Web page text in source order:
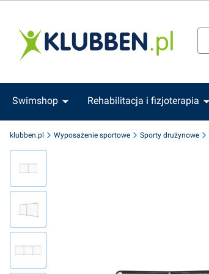
Swimshop Rehabilitacja i fizjoterapia
klubben.pl Wyposażenie sportowe Sporty drużynowe